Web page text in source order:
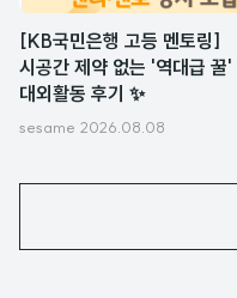
[KB국민은행 고등 멘토링]
시공간 제약 없는 '역대급 꿀'
대외활동 후기 ✨
sesame 2026.08.08